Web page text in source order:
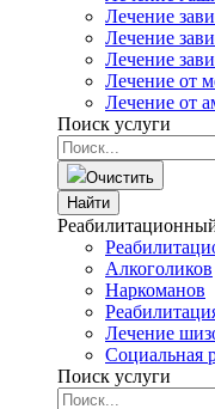
Лечение
Лечение
Лечение
Лечение от
Лечение от
Поиск услуги
Очистить
Найти
Алкоголиков
Наркоманов
Лечение
Социальная
Поиск услуги